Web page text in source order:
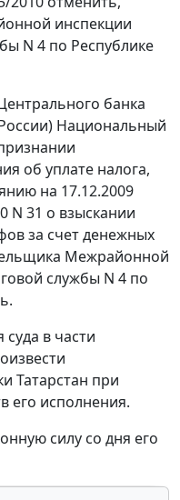
инспекции
N 4 по Республике
банка
Национальный
об уплате налога,
на 17.12.2009
N 31 о взыскании
за счет денежных
Межрайонной
службы N 4 по
в части
Татарстан при
его исполнения.
силу со дня его